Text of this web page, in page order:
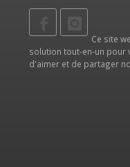
Ce site
solution tout-en-un pour
d'aimer et de partager